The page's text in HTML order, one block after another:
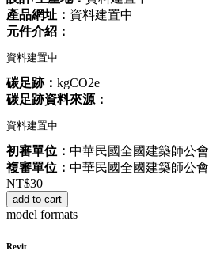
產品網址： 資料建置中
元件介紹：
資料建置中
碳足跡： kgCO2e
碳足跡資料來源：
資料建置中
初審單位： 中華民國全國建築師公會
複審單位： 中華民國全國建築師公會
NT$30
add to cart
model formats
Revit